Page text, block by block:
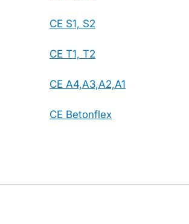
CE S1, S2
CE T1, T2
CE A4,A3,A2,A1
CE Betonflex